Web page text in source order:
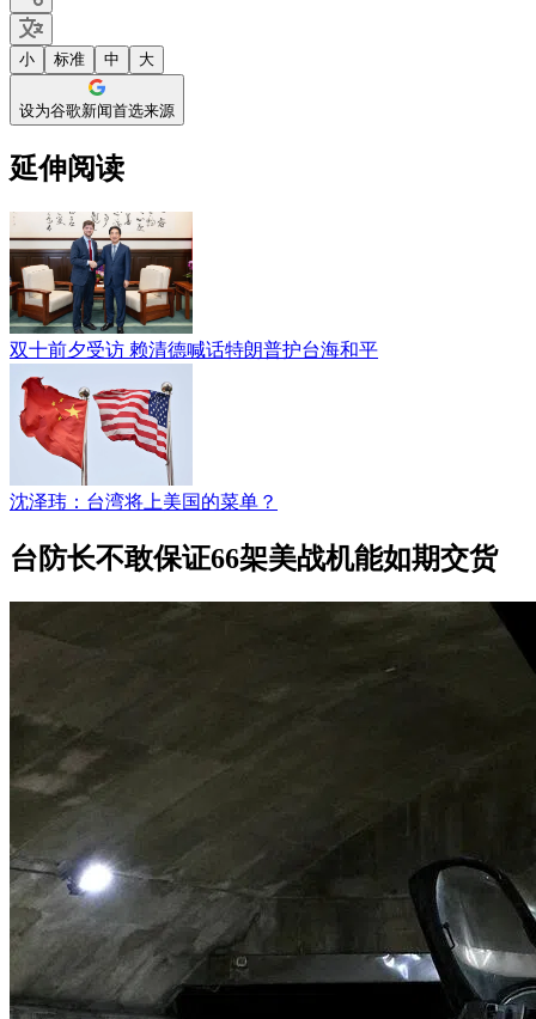
小 标准 中 大
设为谷歌新闻首选来源
延伸阅读
双十前夕受访 赖清德喊话特朗普护台海和平
沈泽玮：台湾将上美国的菜单？
台防长不敢保证66架美战机能如期交货